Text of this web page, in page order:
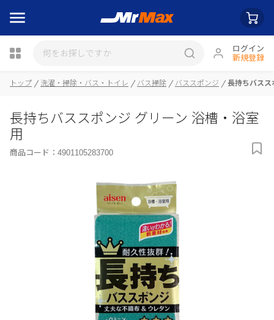
ログイン
新規登録
トップ 洗濯・掃除・バス・トイレ バス掃除 バススポンジ 長持ちバスス
長持ちバススポンジ グリーン 浴槽・浴室
用
商品コード： 4901105283700